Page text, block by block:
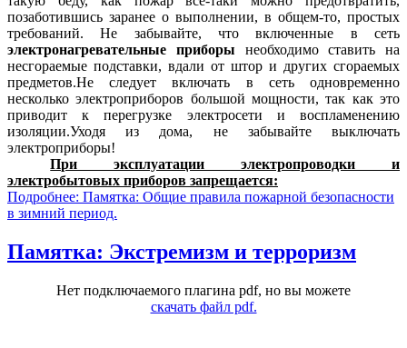
позаботившись заранее о выполнении, в общем-то, простых
требований.
Не забывайте, что включенные в сеть
электронагревательные приборы необходимо ставить на
несгораемые подставки, вдали от штор и других сгораемых
предметов.Не следует включать в сеть одновременно
несколько электроприборов большой мощности, так как это
приводит к перегрузке электросети и воспламенению
изоляции.Уходя из дома, не забывайте выключать
электроприборы!
При эксплуатации электропроводки и
электробытовых приборов запрещается:
Подробнее: Памятка: Общие правила пожарной безопасности
в зимний период.
Памятка: Экстремизм и терроризм
Нет подключаемого плагина pdf, но вы можете
скачать файл pdf.